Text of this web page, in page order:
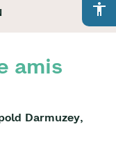
accessibility
amis
Darmuzey,